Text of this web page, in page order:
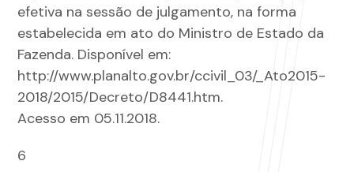
efetiva na sessão de julgamento, na forma
estabelecida em ato do Ministro de Estado da
Fazenda. Disponível em:
http://www.planalto.gov.br/ccivil_03/_Ato2015-
2018/2015/Decreto/D8441.htm.
Acesso em 05.11.2018.
6